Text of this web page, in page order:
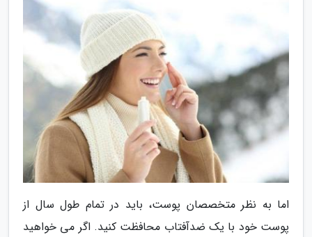
اما به نظر متخصصان پوست، باید در تمام طول سال از
پوست خود با یک ضدآفتاب محافظت کنید. اگر می خواهید